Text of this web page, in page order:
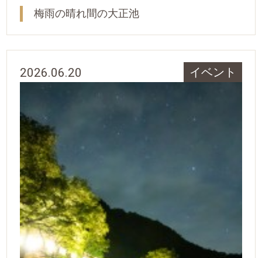
梅雨の晴れ間の大正池
2026.06.20 イベント